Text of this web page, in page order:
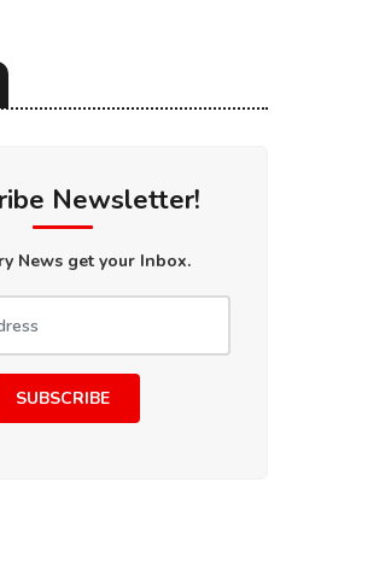
Newsletter!
News get your Inbox.
SUBSCRIBE